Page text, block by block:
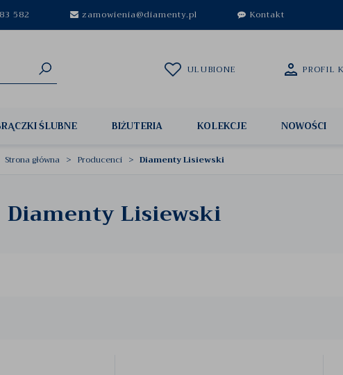
582 zamowienia@diamenty.pl Kontakt
ULUBIONE PROFIL
ŚLUBNE BIŻUTERIA KOLEKCJE NOWOŚCI
Strona główna Producenci Diamenty Lisiewski
Diamenty Lisiewski